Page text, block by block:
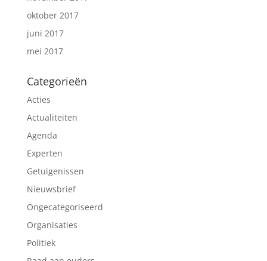
oktober 2017
juni 2017
mei 2017
Categorieën
Acties
Actualiteiten
Agenda
Experten
Getuigenissen
Nieuwsbrief
Ongecategoriseerd
Organisaties
Politiek